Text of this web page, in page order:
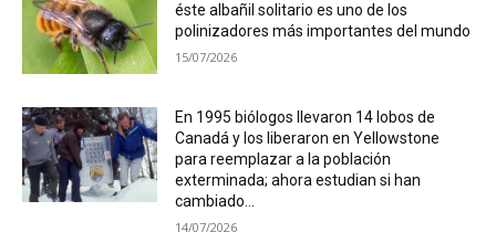
éste albañil solitario es uno de los
polinizadores más importantes del mundo
15/07/2026
En 1995 biólogos llevaron 14 lobos de
Canadá y los liberaron en Yellowstone
para reemplazar a la población
exterminada; ahora estudian si han
cambiado...
14/07/2026